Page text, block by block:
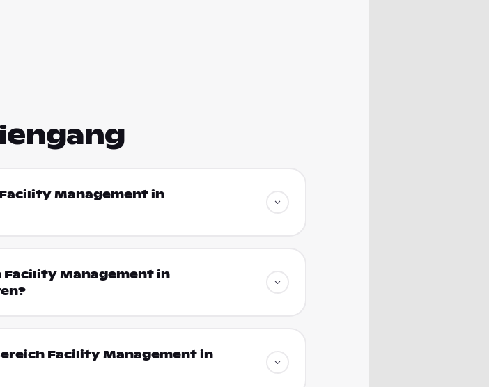
Management in
Facility Management in
Facility Management in